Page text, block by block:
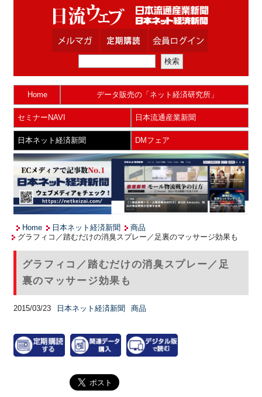
Home データ販売の「ネット経済研究所」
セミナーNAVI 日本流通産業新聞
日本ネット経済新聞 DMフェア
Home 日本ネット経済新聞
商品
グラフィコ／踏むだけの消臭スプレー／足裏のマッサージ効果も
グラフィコ／踏むだけの消臭スプレー／足
裏のマッサージ効果も
2015/03/23 日本ネット経済新聞 商品